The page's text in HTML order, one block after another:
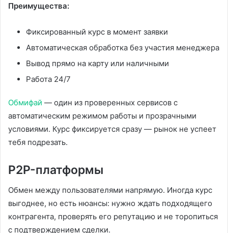
Преимущества:
Фиксированный курс в момент заявки
Автоматическая обработка без участия менеджера
Вывод прямо на карту или наличными
Работа 24/7
Обмифай — один из проверенных сервисов с
автоматическим режимом работы и прозрачными
условиями. Курс фиксируется сразу — рынок не успеет
тебя подрезать.
P2P-платформы
Обмен между пользователями напрямую. Иногда курс
выгоднее, но есть нюансы: нужно ждать подходящего
контрагента, проверять его репутацию и не торопиться
с подтверждением сделки.